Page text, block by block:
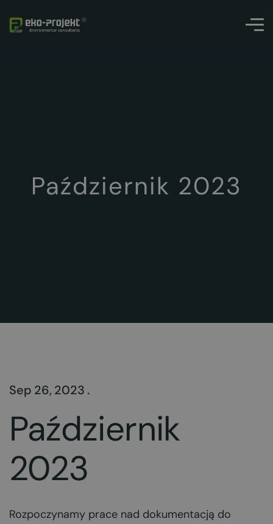
Październik 2023
Sep 26, 2023 .
Październik
2023
Rozpoczynamy prace nad dokumentacją do